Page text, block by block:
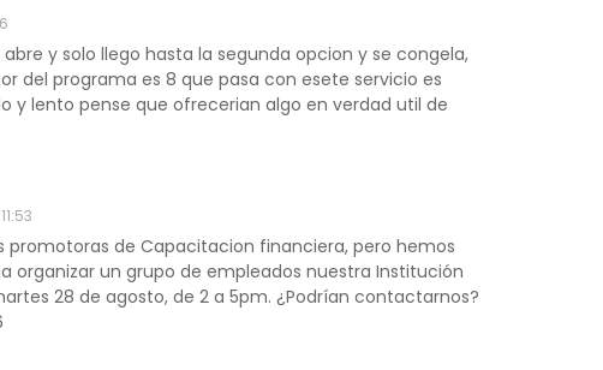
y solo llego hasta la segunda opcion y se congela,
del programa es 8 que pasa con esete servicio es
y lento pense que ofrecerian algo en verdad util de
de Capacitacion financiera, pero hemos
organizar un grupo de empleados nuestra Institución
28 de agosto, de 2 a 5pm. ¿Podrían contactarnos?